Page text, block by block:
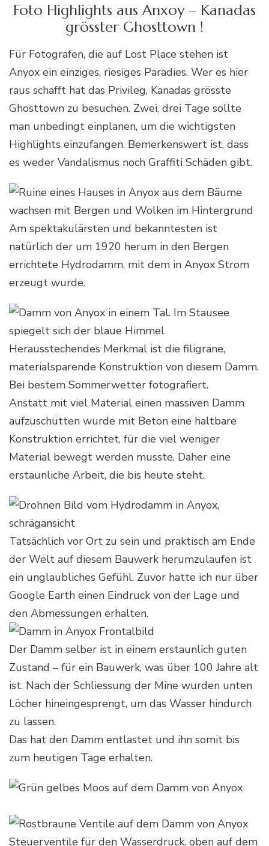
Foto Highlights aus Anxoy – Kanadas
grösster Ghosttown !
Für Fotografen, die auf Lost Place stehen ist
Anyox ein einziges, riesiges Paradies. Wer es hier
raus schafft hat das Privileg, Kanadas grösste
Ghosttown zu besuchen. Zwei, drei Tage sollte
man unbedingt einplanen, um die wichtigsten
Highlights einzufangen. Bemerkenswert ist, dass
es weder Vandalismus noch Graffiti Schäden gibt.
Am spektakulärsten und bekanntesten ist
natürlich der um 1920 herum in den Bergen
errichtete Hydrodamm, mit dem in Anyox Strom
erzeugt wurde.
Herausstechendes Merkmal ist die filigrane,
materialsparende Konstruktion von diesem Damm.
Bei bestem Sommerwetter fotografiert.
Anstatt mit viel Material einen massiven Damm
aufzuschütten wurde mit Beton eine haltbare
Konstruktion errichtet, für die viel weniger
Material bewegt werden musste. Daher eine
erstaunliche Arbeit, die bis heute steht.
Tatsächlich vor Ort zu sein und praktisch am Ende
der Welt auf diesem Bauwerk herumzulaufen ist
ein unglaubliches Gefühl. Zuvor hatte ich nur über
Google Earth einen Eindruck von der Lage und
den Abmessungen erhalten.
Der Damm selber ist in einem erstaunlich guten
Zustand – für ein Bauwerk, was über 100 Jahre alt
ist. Nach der Schliessung der Mine wurden unten
Löcher hineingesprengt, um das Wasser hindurch
zu lassen.
Das hat den Damm entlastet und ihn somit bis
zum heutigen Tage erhalten.
Steuerventile für den Wasserdruck, oben auf dem